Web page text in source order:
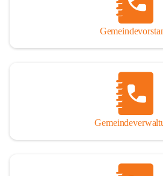
Unanbringlichkeit von Produkten.
Anschluss an das Deutsche Reich
Weltkrieg ausbrach, schwang die
26 Männer an der Front, weitere 16
Von 1971 bis 1991 gehörte
Ollersdorf. Durch den Einsatz von
wurde Wörterberg 1991 wieder eine
Die Gemeinde liegt im